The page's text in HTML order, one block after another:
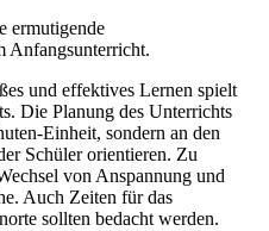
ermutigende
Anfangsunterricht.
und effektives Lernen spielt
Die Planung des Unterrichts
Einheit, sondern an den
Schüler orientieren. Zu
von Anspannung und
Auch Zeiten für das
sollten bedacht werden.